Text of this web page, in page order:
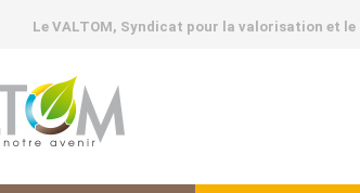
Le VALTOM, Syndicat pour la valorisation et